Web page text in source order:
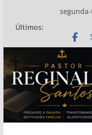
conteúdo
Últimos: